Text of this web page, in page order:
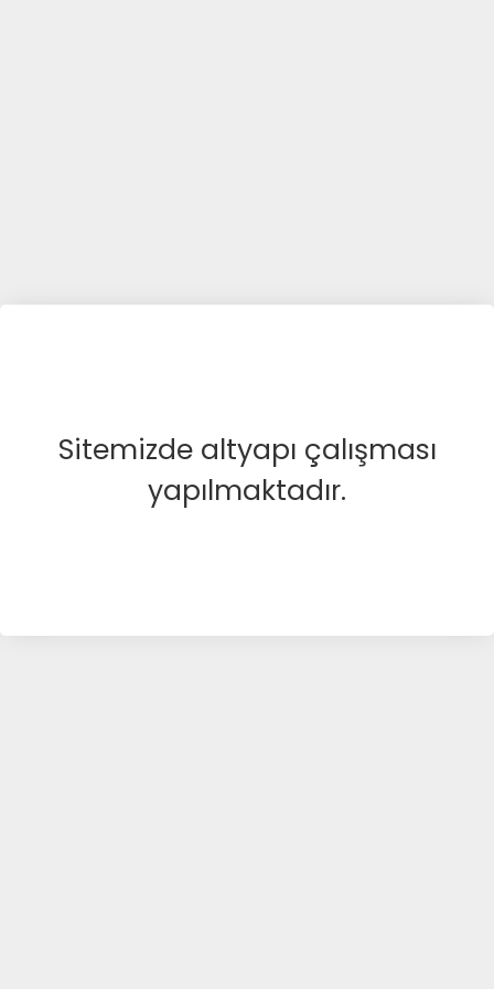
Sitemizde altyapı çalışması
yapılmaktadır.